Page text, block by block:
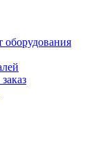
оборудования